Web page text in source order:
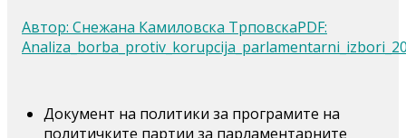
Автор: Снежана Камиловска ТрповскаPDF:
Документ на политики за програмите на
политичките партии за парламентарните